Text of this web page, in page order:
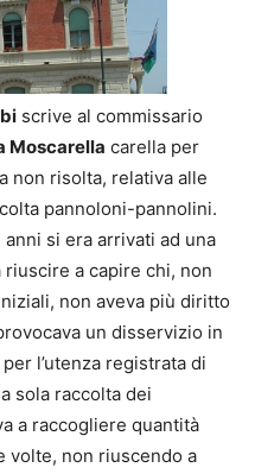
scrive al commissario
Moscarella carella per
non risolta, relativa alle
pannoloni-pannolini.
si era arrivati ad una
a capire chi, non
non aveva più diritto
un disservizio in
l’utenza registrata di
sola raccolta dei
a raccogliere quantità
volte, non riuscendo a